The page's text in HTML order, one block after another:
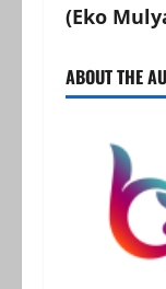
(Eko
ABOUT THE